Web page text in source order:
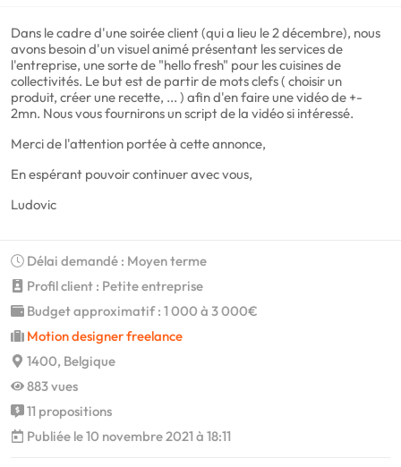
Dans le cadre d'une soirée client (qui a lieu le 2 décembre), nous
avons besoin d'un visuel animé présentant les services de
l'entreprise, une sorte de "hello fresh" pour les cuisines de
collectivités. Le but est de partir de mots clefs ( choisir un
produit, créer une recette, ... ) afin d'en faire une vidéo de +-
2mn. Nous vous fournirons un script de la vidéo si intéressé.
Merci de l'attention portée à cette annonce,
En espérant pouvoir continuer avec vous,
Ludovic
Délai demandé : Moyen terme
Profil client : Petite entreprise
Budget approximatif : 1 000 à 3 000€
Motion designer freelance
1400, Belgique
883 vues
11 propositions
Publiée le 10 novembre 2021 à 18:11